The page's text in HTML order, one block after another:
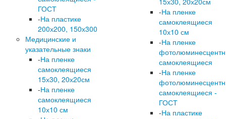
ГОСТ
-На пластике
200х200, 150х300
Медицинские и
указательные знаки
-На пленке
самоклеящиеся
15х30, 20х20см
-На пленке
самоклеящиеся
10х10 см
-На пленке
самоклеящиеся
10х10 см
-На пленке
самоклеящиеся
-На пленке
самоклеящиеся -
ГОСТ
-На пластике